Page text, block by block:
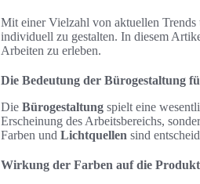
Mit einer Vielzahl von aktuellen Trends
individuell zu gestalten. In diesem
Arbeiten zu erleben.
Die Bedeutung der Bürogestaltung
Die Bürogestaltung spielt eine
Erscheinung des Arbeitsbereichs,
Farben und Lichtquellen sind
Wirkung der Farben auf die